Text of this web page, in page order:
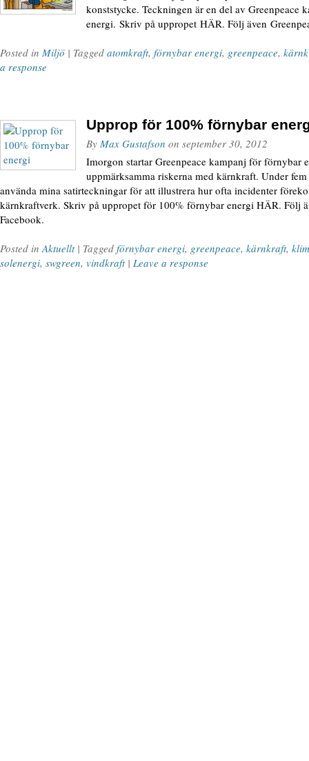
konststycke. Teckningen är en del av Greenpeace
energi. Skriv på uppropet HÄR. Följ även
Posted in Miljö | Tagged atomkraft, förnybar energi, greenpeace,
a response
Upprop för 100% förnybar
By Max Gustafson on september 30, 2012
Imorgon startar Greenpeace kampanj för förnybar
uppmärksamma riskerna med kärnkraft. Under
använda mina satirteckningar för att illustrera hur ofta incidenter
kärnkraftverk. Skriv på uppropet för 100% förnybar energi HÄR. Följ
Facebook.
Posted inAktuellt | Tagged förnybar energi, greenpeace, kärnkraft,
solenergi, swgreen, vindkraft| Leave a response